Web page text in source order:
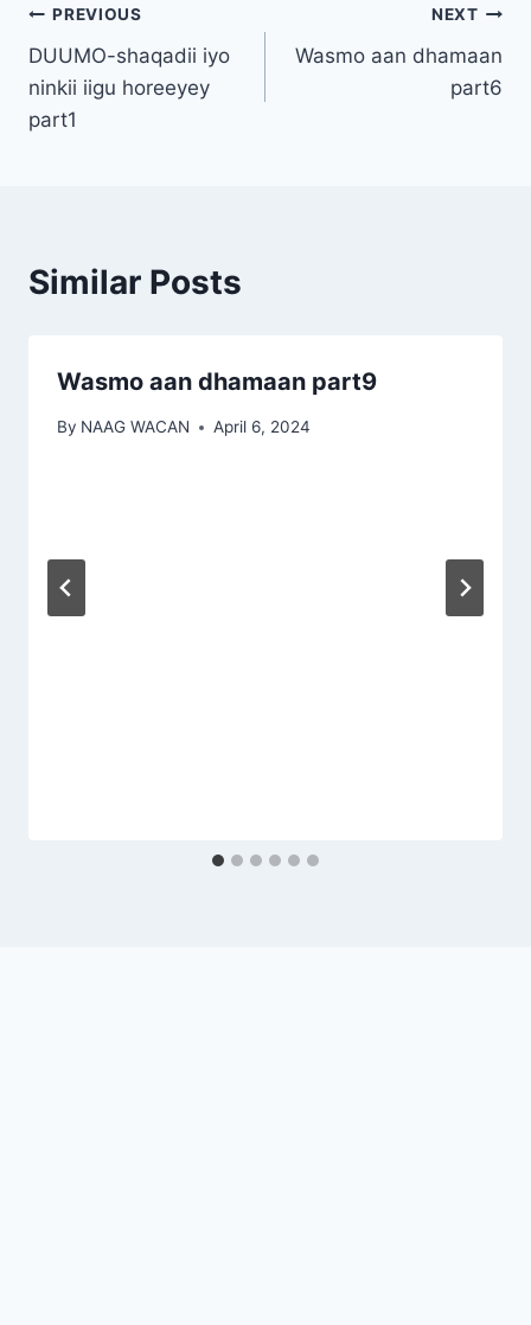
Post
navigation
PREVIOUS
DUUMO-shaqadii iyo
ninkii iigu horeeyey
part1
NEXT
Wasmo aan dhamaan
part6
Similar Posts
Wasmo aan dhamaan part9
By NAAG WACAN April 6, 2024